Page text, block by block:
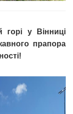
у Вінниці
прапора